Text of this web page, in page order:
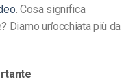
. Cosa significa
un’occhiata più da